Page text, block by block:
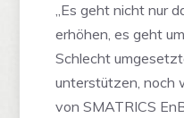
„Es geht nicht nur
erhöhen, es geht
Schlecht
unterstützen, noch
von SMATRICS